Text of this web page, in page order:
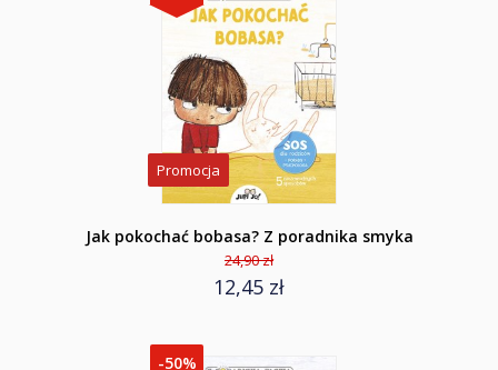
Promocja
Jak pokochać bobasa? Z poradnika smyka
24,90 zł
12,45 zł
-50%